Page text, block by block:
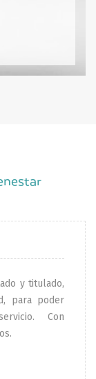
y titulado,
para poder
Con